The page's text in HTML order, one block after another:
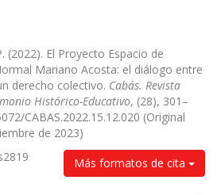
(2022). El Proyecto Espacio de
Mariano Acosta: el diálogo entre
derecho colectivo. Cabás. Revista
Histórico-Educativo, (28), 301–
CABAS.2022.15.12.020 (Original
de 2023)
Más formatos de cita